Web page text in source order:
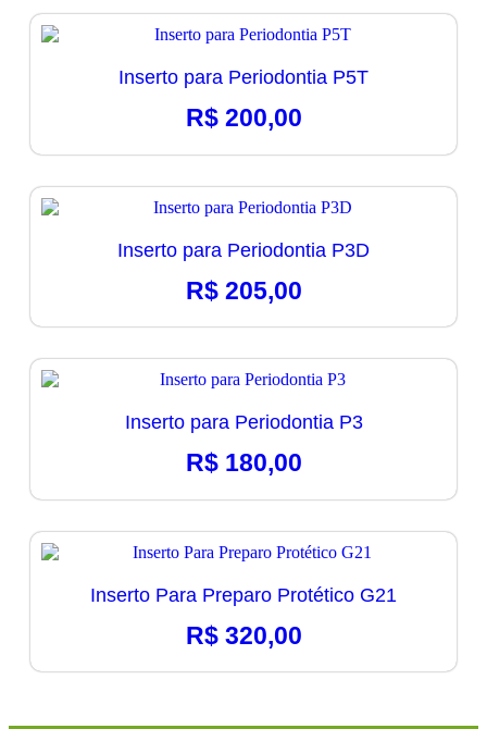
Inserto para Periodontia P5T
R$200,00
Inserto para Periodontia P3D
R$205,00
Inserto para Periodontia P3
R$180,00
Inserto Para Preparo Protético G21
R$320,00